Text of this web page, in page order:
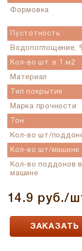
Формовка
Пустотность
Водопоглощение,
Кол-во шт. в 1 м2
Материал
Тип покрытия
Марка прочности
Тон
Кол-во шт/
Кол-во шт/машине
Кол-во поддонов в
машине
14.9 руб./
ЗАКАЗАТЬ